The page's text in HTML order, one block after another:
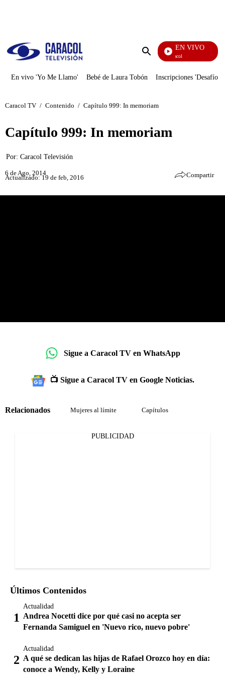
Enviar
EN VIVO
Noticias Caracol
En vivo 'Yo Me Llamo' Bebé de Laura Tobón Inscripciones 'Desafío'
Caracol TV / Contenido / Capítulo 999: In memoriam
Capítulo 999: In memoriam
Por: Caracol Televisión
6 de Ago, 2014
Actualizado: 19 de feb, 2016 Compartir
Sigue a Caracol TV en WhatsApp
📺 Sigue a Caracol TV en Google Noticias.
Relacionados Mujeres al límite Capítulos
PUBLICIDAD
Últimos Contenidos
Actualidad
Andrea Nocetti dice por qué casi no acepta ser
Fernanda Samiguel en 'Nuevo rico, nuevo pobre'
Actualidad
A qué se dedican las hijas de Rafael Orozco hoy en día:
conoce a Wendy, Kelly y Loraine